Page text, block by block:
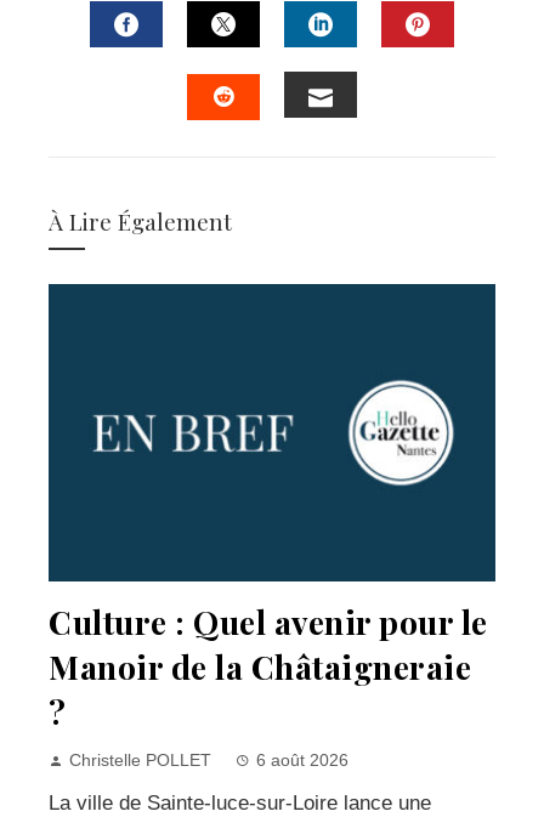
FACEBOOKTWITTERLINKEDIN
À Lire Également
Culture : Quel avenir pour le
Manoir de la Châtaigneraie
?
Christelle POLLET 6 août 2026
La ville de Sainte-luce-sur-Loire lance une